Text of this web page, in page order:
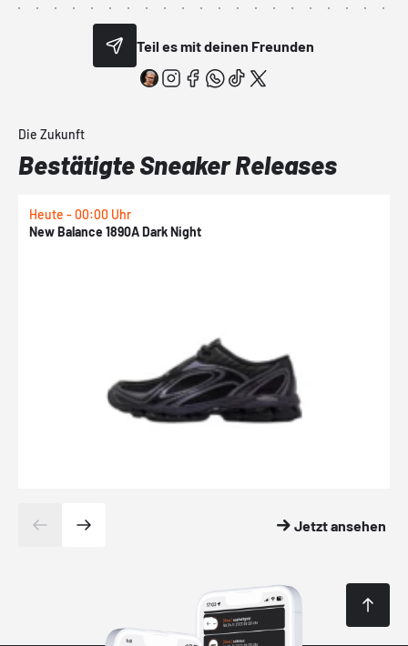
Teil es mit deinen Freunden
Die Zukunft
Bestätigte Sneaker Releases
Heute - 00:00 Uhr
New Balance 1890A Dark Night
Jetzt ansehen